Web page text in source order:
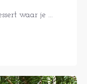
waar je ...